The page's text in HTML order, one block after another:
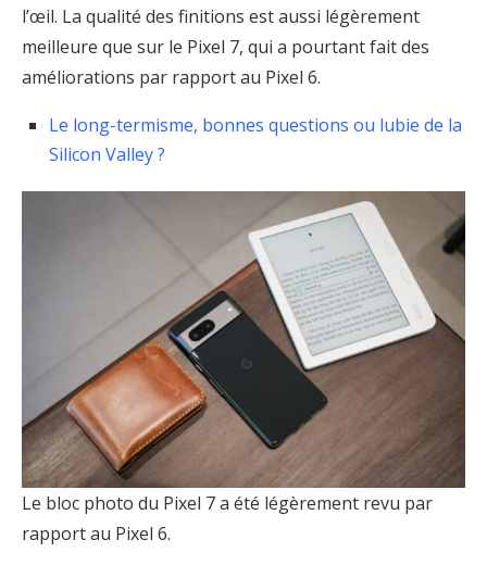
l’œil. La qualité des finitions est aussi légèrement
meilleure que sur le Pixel 7, qui a pourtant fait des
améliorations par rapport au Pixel 6.
Le long-termisme, bonnes questions ou lubie de la
Silicon Valley ?
Le bloc photo du Pixel 7 a été légèrement revu par
rapport au Pixel 6.